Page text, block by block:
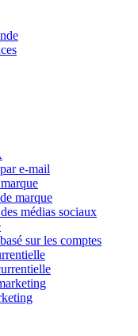
e-mail
marque
médias sociaux
sur les comptes